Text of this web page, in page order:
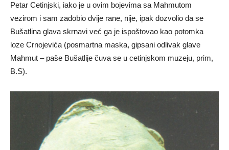
Petar Cetinjski, iako je u ovim bojevima sa Mahmutom
vezirom i sam zadobio dvije rane, nije, ipak dozvolio da se
Bušatlina glava skrnavi već ga je ispoštovao kao potomka
loze Crnojevića (posmartna maska, gipsani odlivak glave
Mahmut – paše Bušatlije čuva se u cetinjskom muzeju, prim,
B.S).